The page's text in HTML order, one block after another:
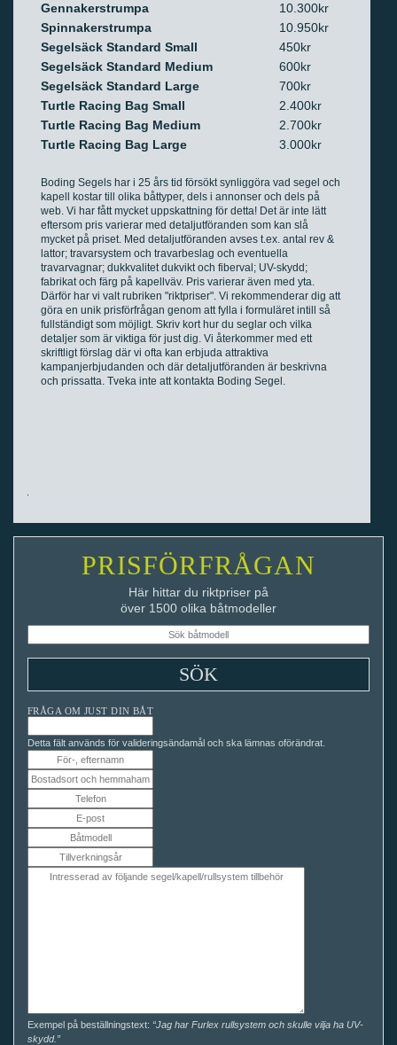
Gennakerstrumpa
10.300kr
Spinnakerstrumpa
10.950kr
Segelsäck Standard Small
450kr
Segelsäck Standard Medium
600kr
Segelsäck Standard Large
700kr
Turtle Racing Bag Small
2.400kr
Turtle Racing Bag Medium
2.700kr
Turtle Racing Bag Large
3.000kr
Boding Segels har i 25 års tid försökt synliggöra vad segel och
kapell kostar till olika båttyper, dels i annonser och dels på
web. Vi har fått mycket uppskattning för detta! Det är inte lätt
eftersom pris varierar med detaljutföranden som kan slå
mycket på priset. Med detaljutföranden avses t.ex. antal rev &
lattor; travarsystem och travarbeslag och eventuella
travarvagnar; dukkvalitet dukvikt och fiberval; UV-skydd;
fabrikat och färg på kapellväv. Pris varierar även med yta.
Därför har vi valt rubriken "riktpriser". Vi rekommenderar dig att
göra en unik prisförfrågan genom att fylla i formuläret intill så
fullständigt som möjligt. Skriv kort hur du seglar och vilka
detaljer som är viktiga för just dig. Vi återkommer med ett
skriftligt förslag där vi ofta kan erbjuda attraktiva
kampanjerbjudanden och där detaljutföranden är beskrivna
och prissatta. Tveka inte att kontakta Boding Segel.
PRISFÖRFRÅGAN
Här hittar du riktpriser på
över 1500 olika båtmodeller
FRÅGA OM JUST DIN BÅT
Detta fält används för valideringsändamål och ska lämnas oförändrat.
Exempel på beställningstext: “Jag har Furlex rullsystem och skulle vilja ha UV-
skydd.”